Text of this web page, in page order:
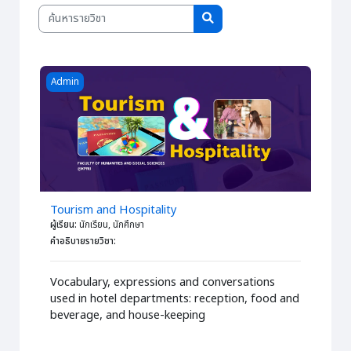
ค้นหารายวิชา
ค้นหารายวิชา
Course image Tourism and Hospitality
Admin
Tourism and Hospitality
ผู้เรียน: นักเรียน, นักศึกษา
คำอธิบายรายวิชา:
Vocabulary, expressions and conversations
used in hotel departments: reception, food and
beverage, and house-keeping